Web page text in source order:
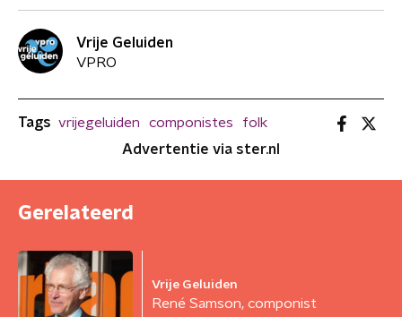
Vrije Geluiden
VPRO
Tags vrijegeluiden componistes
folk
Advertentie via ster.nl
Gerelateerd
Vrije Geluiden
René Samson, componist